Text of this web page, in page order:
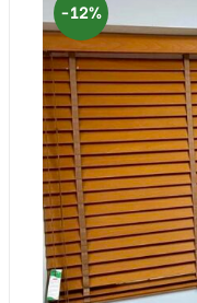
-12%